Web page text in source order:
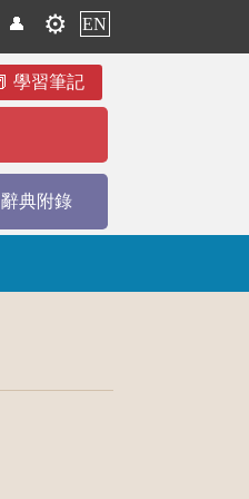
👤 ⚙️ EN
學習筆記
辭典附錄